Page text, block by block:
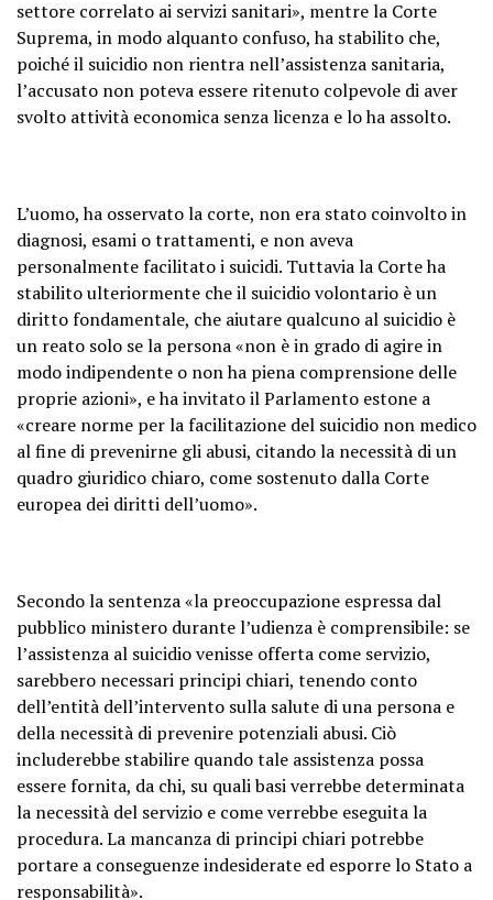
settore correlato ai servizi sanitari», mentre la Corte
Suprema, in modo alquanto confuso, ha stabilito che,
poiché il suicidio non rientra nell’assistenza sanitaria,
l’accusato non poteva essere ritenuto colpevole di aver
svolto attività economica senza licenza e lo ha assolto.
L’uomo, ha osservato la corte, non era stato coinvolto in
diagnosi, esami o trattamenti, e non aveva
personalmente facilitato i suicidi. Tuttavia la Corte ha
stabilito ulteriormente che il suicidio volontario è un
diritto fondamentale, che aiutare qualcuno al suicidio è
un reato solo se la persona «non è in grado di agire in
modo indipendente o non ha piena comprensione delle
proprie azioni», e ha invitato il Parlamento estone a
«creare norme per la facilitazione del suicidio non medico
al fine di prevenirne gli abusi, citando la necessità di un
quadro giuridico chiaro, come sostenuto dalla Corte
europea dei diritti dell’uomo».
Secondo la sentenza «la preoccupazione espressa dal
pubblico ministero durante l’udienza è comprensibile: se
l’assistenza al suicidio venisse offerta come servizio,
sarebbero necessari principi chiari, tenendo conto
dell’entità dell’intervento sulla salute di una persona e
della necessità di prevenire potenziali abusi. Ciò
includerebbe stabilire quando tale assistenza possa
essere fornita, da chi, su quali basi verrebbe determinata
la necessità del servizio e come verrebbe eseguita la
procedura. La mancanza di principi chiari potrebbe
portare a conseguenze indesiderate ed esporre lo Stato a
responsabilità».